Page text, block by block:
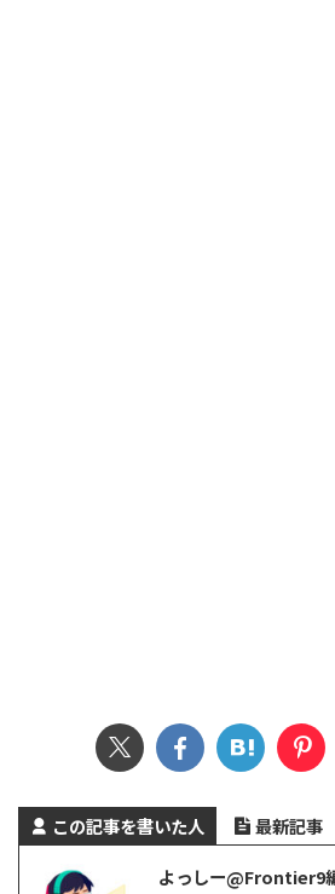
この記事を書いた人
最新記事
よっしー@Frontier9